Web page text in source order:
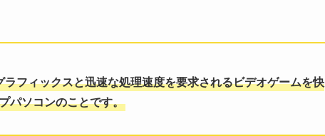
フィックスと迅速な処理速度を要求されるビデオゲームを快
パソコンのことです。